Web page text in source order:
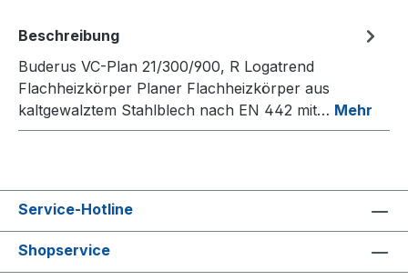
Beschreibung
Buderus VC-Plan 21/300/900, R Logatrend
Flachheizkörper Planer Flachheizkörper aus
kaltgewalztem Stahlblech nach EN 442 mit… Mehr
Service-Hotline
Shopservice